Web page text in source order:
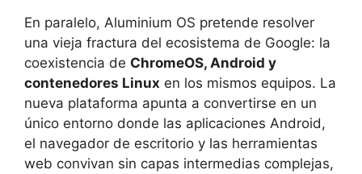
En paralelo, Aluminium OS pretende resolver
una vieja fractura del ecosistema de Google: la
coexistencia de ChromeOS, Android y
contenedores Linux en los mismos equipos. La
nueva plataforma apunta a convertirse en un
único entorno donde las aplicaciones Android,
el navegador de escritorio y las herramientas
web convivan sin capas intermedias complejas,